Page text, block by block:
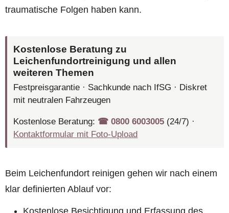
traumatische Folgen haben kann.
Kostenlose Beratung zu
Leichenfundortreinigung und allen
weiteren Themen
Festpreisgarantie · Sachkunde nach IfSG · Diskret
mit neutralen Fahrzeugen
Kostenlose Beratung: ☎︎ 0800 6003005 (24/7) ·
Kontaktformular mit Foto-Upload
Beim Leichenfundort reinigen gehen wir nach einem
klar definierten Ablauf vor:
Kostenlose Besichtigung und Erfassung des